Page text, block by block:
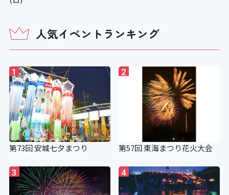
人気イベントランキング
1
第73回 安城七夕まつり
2
第57回 東海まつり花火大会
3 4